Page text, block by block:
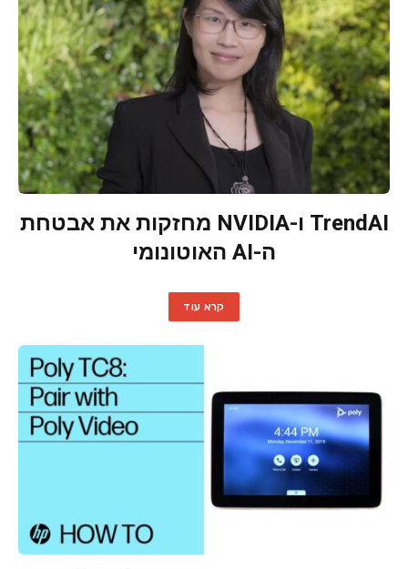
TrendAI ו-NVIDIA מחזקות את אבטחת
ה-AI האוטונומי
קרא עוד